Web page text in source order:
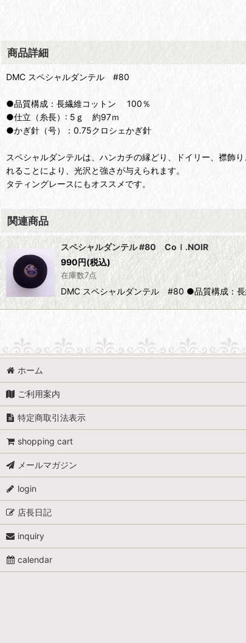
商品詳細
DMC スペシャルダンテル #80
●品質構成：長繊維コットン 100％
●仕立（糸長）: 5ｇ 約97ｍ
●かぎ針（号）：0.75クロシェかぎ針
スペシャルダンテルは、ハンカチの縁どり、ドイリー、襟飾
れることにより、光沢と強さが与えられます。
タティングレースにもオススメです。
関連商品
スペシャルダンテル #80 Coｌ.NOIR
990円(税込)
在庫数7点
DMC スペシャルダンテル #80 ●品質構成：
ホーム
ご利用案内
特定商取引法表示
shopping cart
メールマガジン
login
店長日記
inquiry
calendar